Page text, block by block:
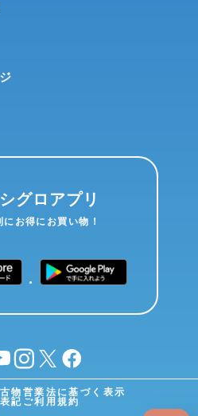
グロアプリ
にお得にお買い物！
instagram
X facebook
古物営業法に基づく表示
記 ご利用規約